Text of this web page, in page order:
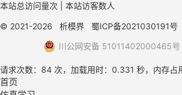
本站总访问量次 本站访客数人
© 2021-2026 析模界
蜀ICP备2021030191号
川公网安备 51011402000465号
请求次数：84 次，加载用时：0.331 秒，内存
首页